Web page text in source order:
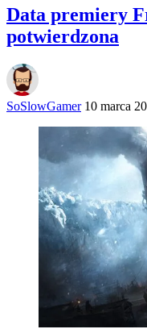
Data premiery
potwierdzona
SoSlowGamer 10 marca